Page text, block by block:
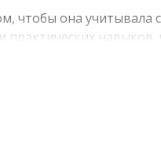
она учитывала
более